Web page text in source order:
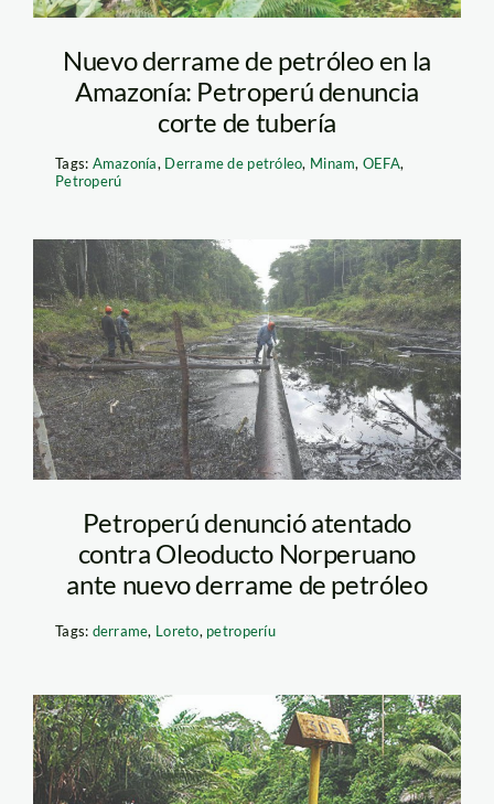
Nuevo derrame de petróleo en la
Amazonía: Petroperú denuncia
corte de tubería
Tags: Amazonía, Derrame de petróleo, Minam, OEFA,
Petroperú
Petroperú denunció atentado
contra Oleoducto Norperuano
ante nuevo derrame de petróleo
Tags: derrame, Loreto, petroperíu
derrame de petroleo –